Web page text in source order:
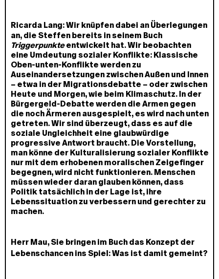
Ricarda Lang:Wir knüpfen dabei an Überlegungen
an, die Steffen bereits in seinem Buch
Triggerpunkteentwickelt hat. Wir beobachten
eine Umdeutung sozialer Konflikte: Klassische
Oben-unten-Konflikte werden zu
Auseinandersetzungen zwischen Außen und Innen
– etwa in der Migrationsdebatte – oder zwischen
Heute und Morgen, wie beim Klimaschutz. In der
Bürgergeld-Debatte werden die Armen gegen
die noch Ärmeren ausgespielt, es wird nach unten
getreten. Wir sind überzeugt, dass es auf die
soziale Ungleichheit eine glaubwürdige
progressive Antwort braucht. Die Vorstellung,
man könne der Kulturalisierung sozialer Konflikte
nur mit dem erhobenen moralischen Zeigefinger
begegnen, wird nicht funktionieren. Menschen
müssen wieder daran glauben können, dass
Politik tatsächlich in der Lage ist, ihre
Lebenssituation zu verbessern und gerechter zu
machen.
Herr Mau, Sie bringen im Buch das Konzept der
Lebenschancen ins Spiel: Was ist damit gemeint?